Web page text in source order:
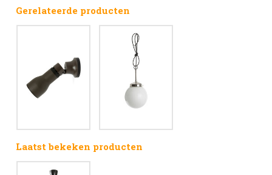
Gerelateerde producten
Laatst bekeken producten